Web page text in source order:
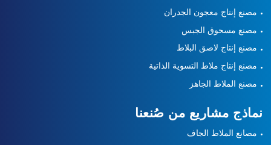
مصنع إنتاج معجون الجدران
مصنع مسحوق الجبس
مصنع إنتاج لاصق البلاط
مصنع إنتاج ملاط التسوية الذاتية
مصنع الملاط الجاهز
نماذج مشاريع من صُنعنا
مصانع الملاط الجاف